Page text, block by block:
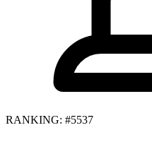
RANKING: #5537